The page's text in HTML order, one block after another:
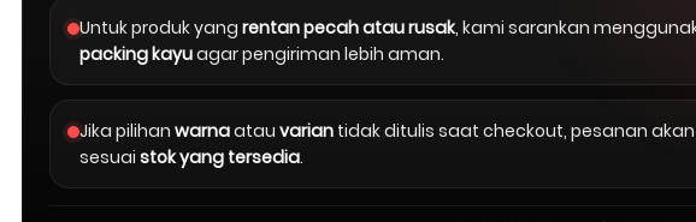
Untuk produk yang rentan pecah atau rusak, kami sarankan
packing kayuagar pengiriman lebih aman.
Jika pilihan warnaatau varian tidak ditulis saat checkout, pesanan
sesuai stok yang tersedia.